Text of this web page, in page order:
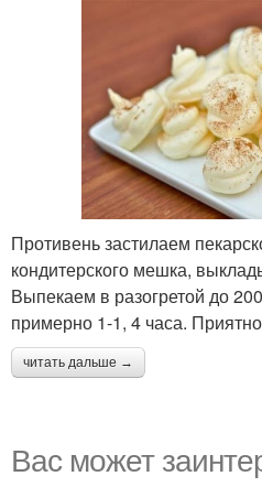
Противень застилаем
кондитерского мешка,
Выпекаем в разогретой до
примерно 1-1, 4 часа.
читать дальше →
Вас может